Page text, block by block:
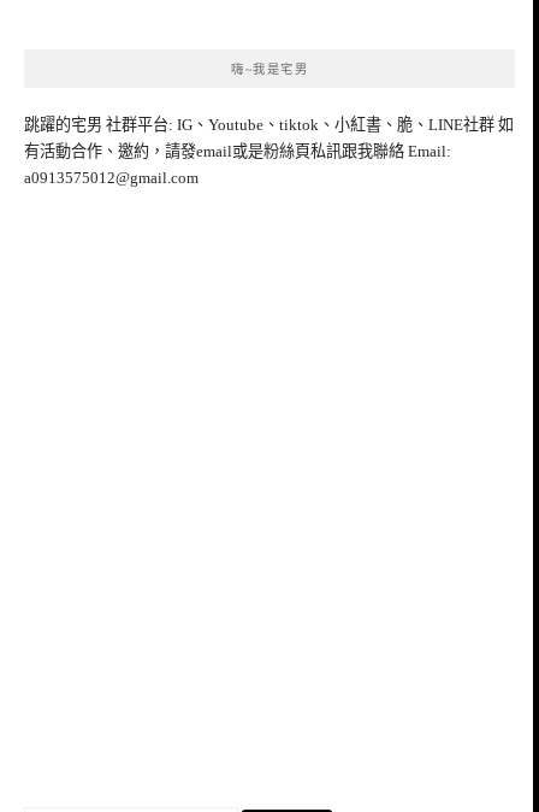
嗨~我是宅男
跳躍的宅男 社群平台: IG、Youtube、tiktok、小紅書、脆、LINE社群 如
有活動合作、邀約，請發email或是粉絲頁私訊跟我聯絡 Email:
a0913575012@gmail.com